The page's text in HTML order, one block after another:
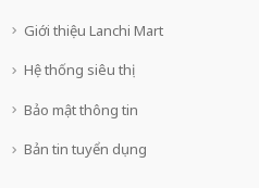
Giới thiệu Lanchi Mart
Hệ thống siêu thị
Bảo mật thông tin
Bản tin tuyển dụng